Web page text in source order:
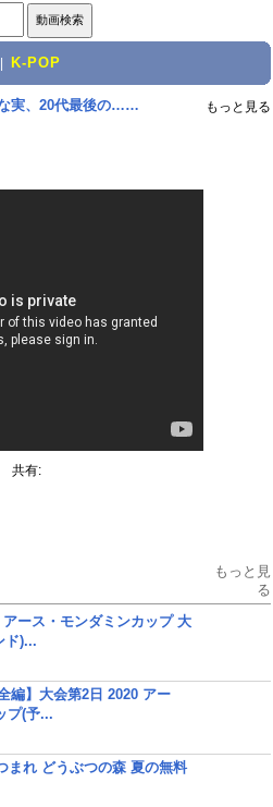
K-POP
実、20代最後の…… もっと見る
共有:
もっと見
る
アース・モンダミンカップ 大
ド)...
編】大会第2日 2020 アー
プ(予...
まれ どうぶつの森 夏の無料